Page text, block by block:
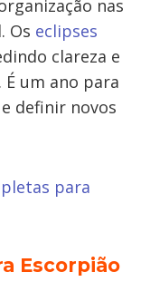
nas
Os eclipses
clareza e
um ano para
definir novos
para
Escorpião